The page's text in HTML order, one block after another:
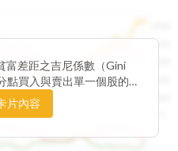
1300
富差距之吉尼係數（Gini
買入與賣出單一個股的
的一個重要參考。
片內容